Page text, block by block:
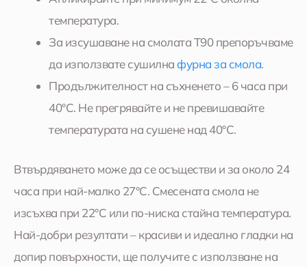
температура.
За изсушаване на смолата Т90 препоръчваме
да използвате сушилна фурна за смола.
Продължителност на съхненето – 6 часа при
40°C. Не прегрявайте и не превишавайте
температурата на сушене над 40°C.
Втвърдяването може да се осъществи и за около 24
часа при най-малко 27°C. Смесената смола не
изсъхва при 22°C или по-ниска стайна температура.
Най-добри резултати – красиви и идеално гладки на
допир повърхности, ще получите с използване на